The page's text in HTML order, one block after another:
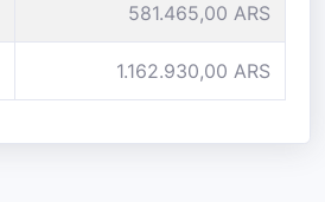
581.465,00 ARS
1.162.930,00 ARS